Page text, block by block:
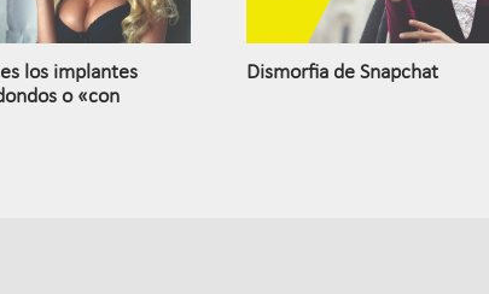
los implantes
o «con
Dismorfia de Snapchat